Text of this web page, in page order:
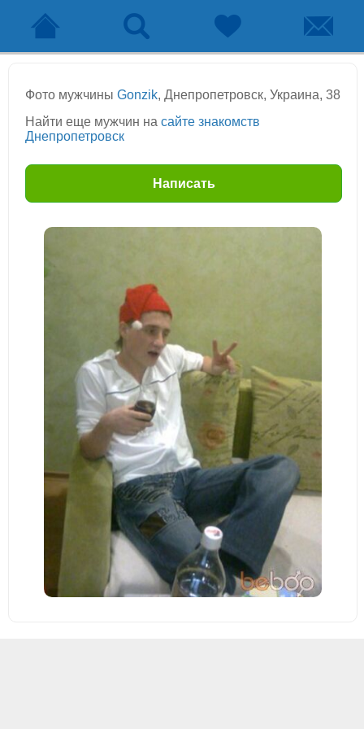
Фото мужчины Gonzik, Днепропетровск, Украина, 38
Найти еще мужчин на сайте знакомств
Днепропетровск
Написать